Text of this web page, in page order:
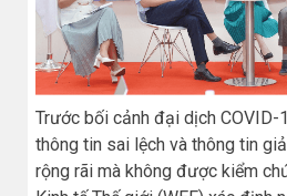
Trước bối cảnh đại dịch COVID-
thông tin sai lệch và thông tin
rộng rãi mà không được kiểm